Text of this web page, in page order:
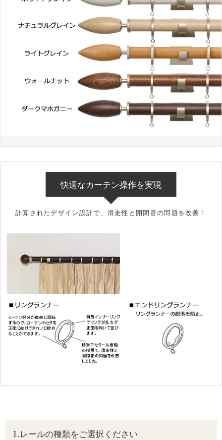
快適なカーテン操作を実現
計算されたデザイン設計で、滑走性と開閉音の問題を改善！
レールの種類をご選択ください